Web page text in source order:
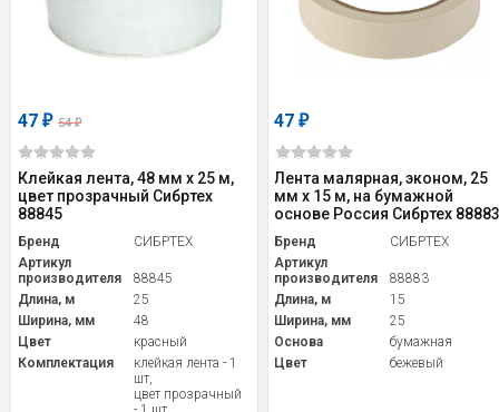
47 ₽ 54₽
Клейкая лента, 48 мм х 25 м,
цвет прозрачный Сибртех
88845
Бренд
СИБРТЕХ
Артикул
производителя
88845
Длина, м
25
Ширина, мм
48
Цвет
красный
Комплектация
клейкая лента - 1
шт,
цвет прозрачный
47₽
Лента малярная, эконом, 25
мм x 15 м, на бумажной
основе Россия Сибртех
Бренд
СИБРТЕХ
Артикул
производителя
88883
Длина, м
15
Ширина, мм
25
Основа
бумажная
Цвет
бежевый